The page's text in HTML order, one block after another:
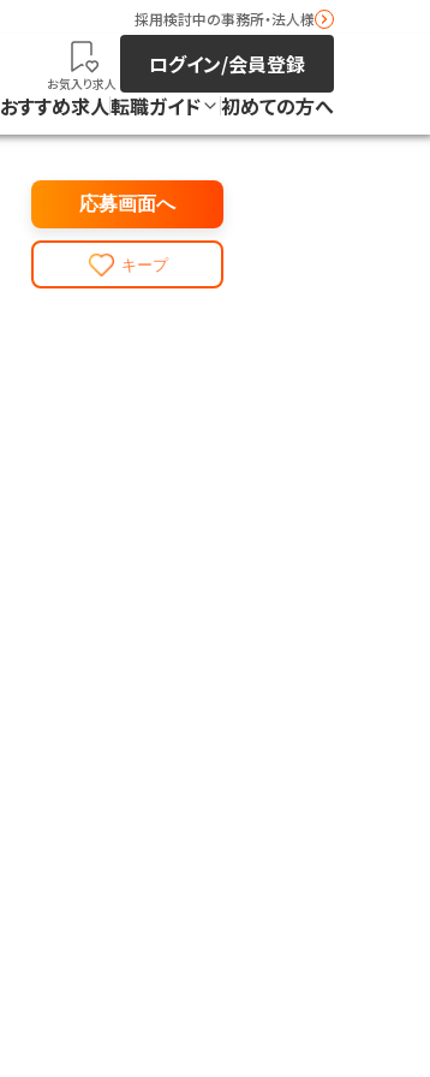
採用検討中の事務所・法人様
お気入り求人
ログイン/会員登録
おすすめ求人転職ガイド 初めての方へ
キープ
応募画面へ